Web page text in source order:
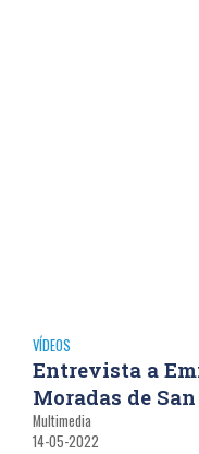
VÍDEOS
Entrevista a
Moradas de
Multimedia
14-05-2022